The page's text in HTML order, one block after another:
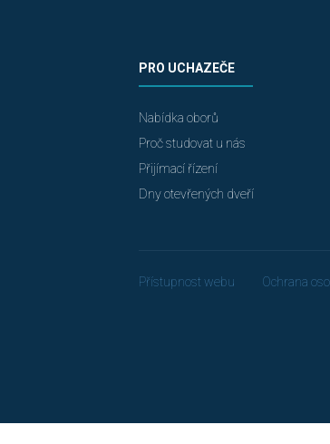
PRO UCHAZEČE
Nabídka oborů
Proč studovat u nás
Přijímací řízení
Dny otevřených dveří
Přístupnost webu Ochrana